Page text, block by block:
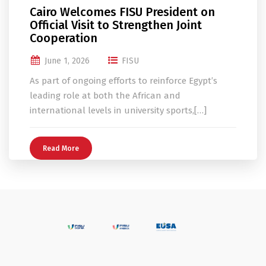
Cairo Welcomes FISU President on
Official Visit to Strengthen Joint
Cooperation
June 1, 2026 FISU
As part of ongoing efforts to reinforce Egypt’s
leading role at both the African and
international levels in university sports,[…]
Read More